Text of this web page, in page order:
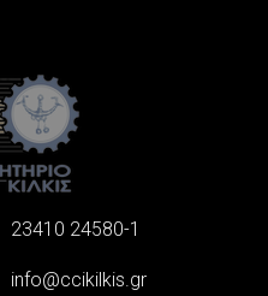
23410 24580-1
info@ccikilkis.gr